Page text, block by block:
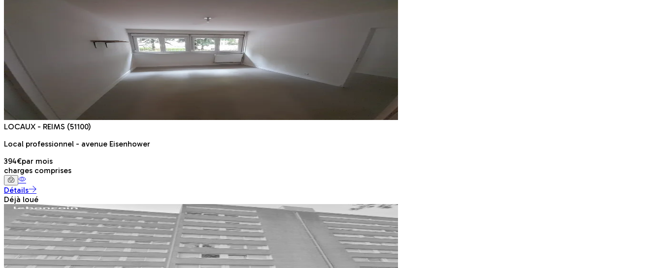
LOCAUX - REIMS (51100)
Local professionnel - avenue Eisenhower
394€par mois
charges comprises
Détails
Déjà loué